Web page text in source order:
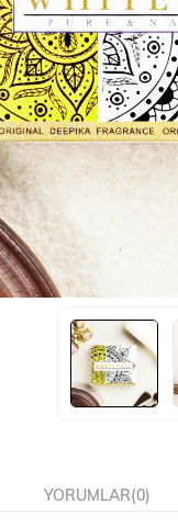
YORUMLAR(0)